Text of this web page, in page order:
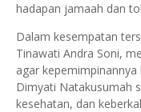
hadapan jamaah dan
​Dalam kesempatan
Tinawati Andra Soni,
agar
Dimyati Natakusumah
kesehatan, dan